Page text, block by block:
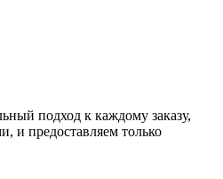
подход к каждому заказу,
и предоставляем только